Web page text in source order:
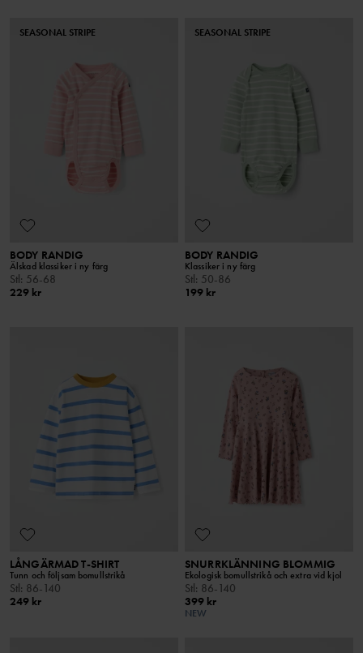
SEASONAL STRIPE
BODY RANDIG
Älskad klassiker i ny färg
Stl: 56-68
229 kr
SEASONAL STRIPE
BODY RANDIG
Klassiker i ny färg
Stl: 50-86
199 kr
LÅNGÄRMAD T-SHIRT
Tunn och följsam bomullstrikå
Stl: 86-140
249 kr
SNURRKLÄNNING BLOMMIG
Ekologisk bomullstrikå och extra vid kjol
Stl: 86-140
399 kr
NEW